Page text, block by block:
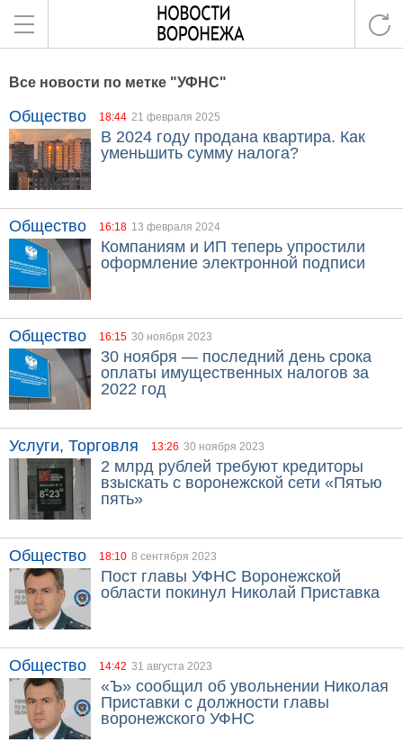
Все новости по метке "УФНС"
Общество 18:44 21 февраля 2025
В 2024 году продана квартира. Как
уменьшить сумму налога?
Общество 16:18 13 февраля 2024
Компаниям и ИП теперь упростили
оформление электронной подписи
Общество 16:15 30 ноября 2023
30 ноября — последний день срока
оплаты имущественных налогов за
2022 год
Услуги, Торговля 13:26 30 ноября 2023
2 млрд рублей требуют кредиторы
взыскать с воронежской сети «Пятью
пять»
Общество 18:10 8 сентября 2023
Пост главы УФНС Воронежской
области покинул Николай Приставка
Общество 14:42 31 августа 2023
«Ъ» сообщил об увольнении Николая
Приставки с должности главы
воронежского УФНС